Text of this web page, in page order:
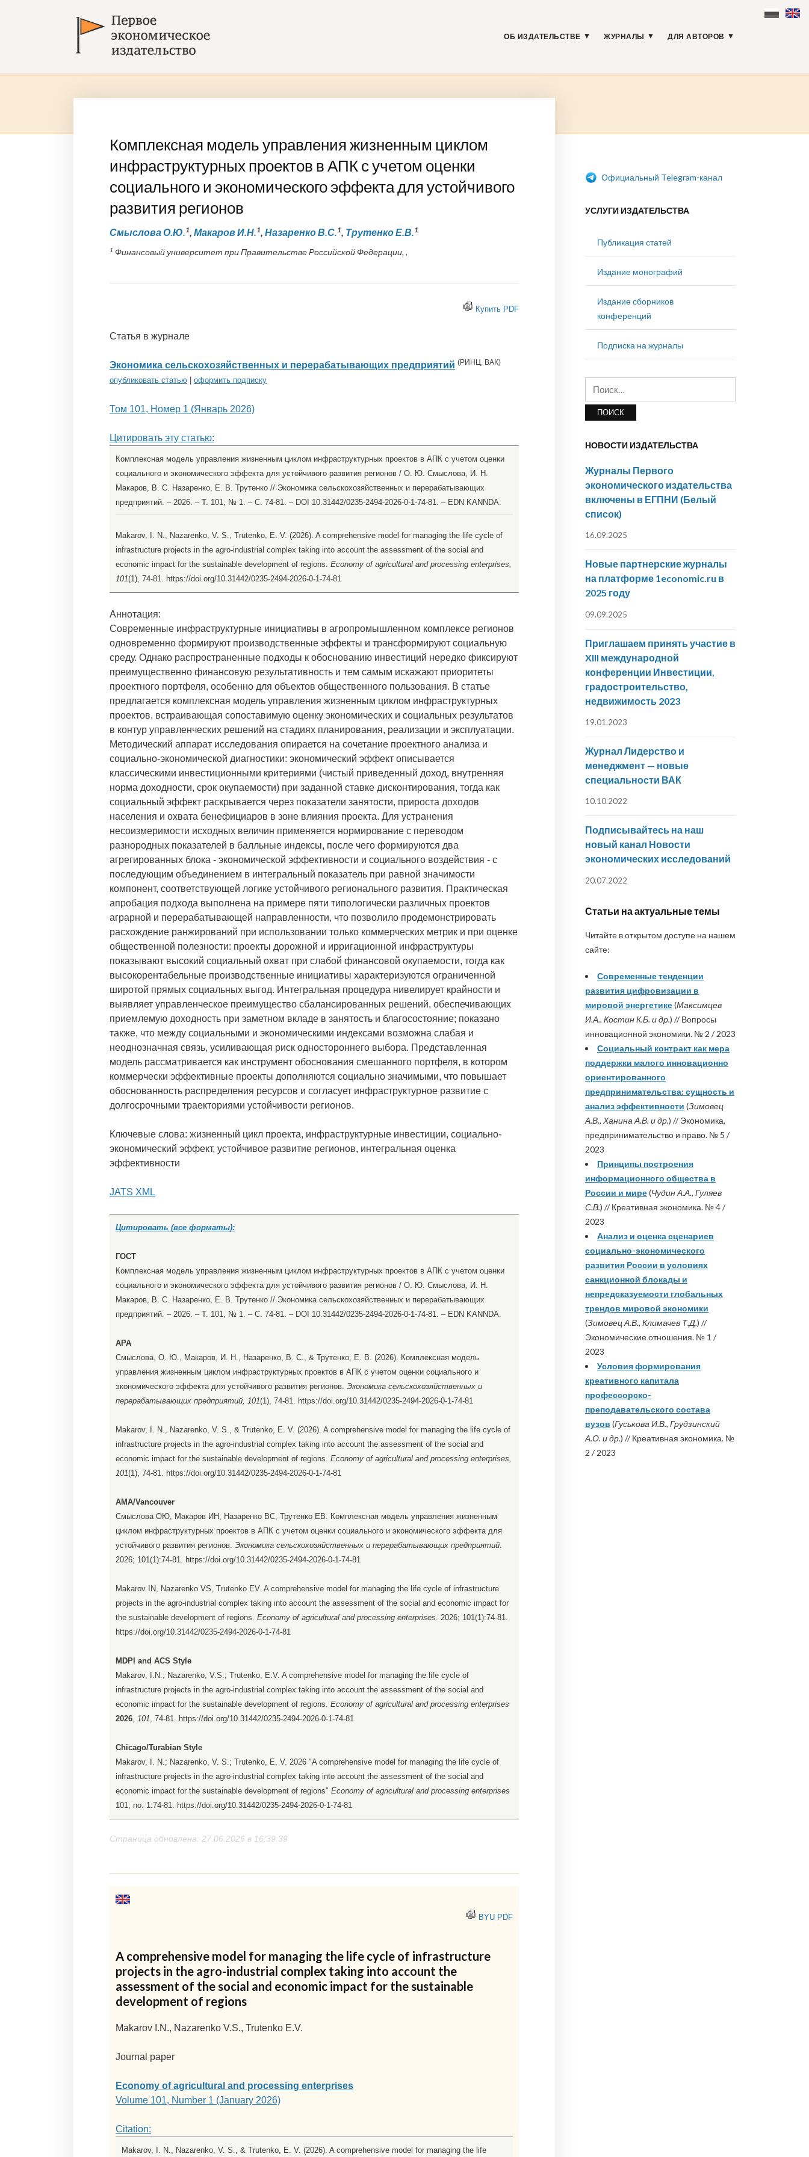
ОБ ИЗДАТЕЛЬСТВЕ ЖУРНАЛЫ ДЛЯ АВТОРОВ
Комплексная модель управления жизненным циклом
инфраструктурных проектов в АПК с учетом оценки
социального и экономического эффекта для устойчивого
развития регионов
Смыслова О.Ю.1, Макаров И.Н.1, Назаренко В.С.1, Трутенко Е.В.1
1 Финансовый университет при Правительстве Российской Федерации, ,
Купить PDF
Статья в журнале
Экономика сельскохозяйственных и перерабатывающих предприятий (РИНЦ, ВАК)
опубликовать статью оформить подписку
Том 101, Номер 1 (Январь 2026)
Цитировать эту статью:
Комплексная модель управления жизненным циклом инфраструктурных проектов в АПК с учетом оценки
социального и экономического эффекта для устойчивого развития регионов / О. Ю. Смыслова, И. Н.
Макаров, В. С. Назаренко, Е. В. Трутенко // Экономика сельскохозяйственных и перерабатывающих
предприятий. – 2026. – Т. 101, № 1. – С. 74-81. – DOI 10.31442/0235-2494-2026-0-1-74-81. – EDN KANNDA.
Makarov, I. N., Nazarenko, V. S., Trutenko, E. V. (2026). A comprehensive model for managing the life cycle of
infrastructure projects in the agro-industrial complex taking into account the assessment of the social and
economic impact for the sustainable development of regions. Economy of agricultural and processing enterprises,
101(1), 74-81. https://doi.org/10.31442/0235-2494-2026-0-1-74-81
Аннотация:
Современные инфраструктурные инициативы в агропромышленном комплексе регионов
одновременно формируют производственные эффекты и трансформируют социальную
среду. Однако распространенные подходы к обоснованию инвестиций нередко фиксируют
преимущественно финансовую результативность и тем самым искажают приоритеты
проектного портфеля, особенно для объектов общественного пользования. В статье
предлагается комплексная модель управления жизненным циклом инфраструктурных
проектов, встраивающая сопоставимую оценку экономических и социальных результатов
в контур управленческих решений на стадиях планирования, реализации и эксплуатации.
Методический аппарат исследования опирается на сочетание проектного анализа и
социально-экономической диагностики: экономический эффект описывается
классическими инвестиционными критериями (чистый приведенный доход, внутренняя
норма доходности, срок окупаемости) при заданной ставке дисконтирования, тогда как
социальный эффект раскрывается через показатели занятости, прироста доходов
населения и охвата бенефициаров в зоне влияния проекта. Для устранения
несоизмеримости исходных величин применяется нормирование с переводом
разнородных показателей в балльные индексы, после чего формируются два
агрегированных блока - экономической эффективности и социального воздействия - с
последующим объединением в интегральный показатель при равной значимости
компонент, соответствующей логике устойчивого регионального развития. Практическая
апробация подхода выполнена на примере пяти типологически различных проектов
аграрной и перерабатывающей направленности, что позволило продемонстрировать
расхождение ранжирований при использовании только коммерческих метрик и при оценке
общественной полезности: проекты дорожной и ирригационной инфраструктуры
показывают высокий социальный охват при слабой финансовой окупаемости, тогда как
высокорентабельные производственные инициативы характеризуются ограниченной
широтой прямых социальных выгод. Интегральная процедура нивелирует крайности и
выявляет управленческое преимущество сбалансированных решений, обеспечивающих
приемлемую доходность при заметном вкладе в занятость и благосостояние; показано
также, что между социальными и экономическими индексами возможна слабая и
неоднозначная связь, усиливающая риск одностороннего выбора. Представленная
модель рассматривается как инструмент обоснования смешанного портфеля, в котором
коммерчески эффективные проекты дополняются социально значимыми, что повышает
обоснованность распределения ресурсов и согласует инфраструктурное развитие с
долгосрочными траекториями устойчивости регионов.
Ключевые слова: жизненный цикл проекта, инфраструктурные инвестиции, социально-
экономический эффект, устойчивое развитие регионов, интегральная оценка
эффективности
JATS XML
Цитировать (все форматы):
ГОСТ
Комплексная модель управления жизненным циклом инфраструктурных проектов в АПК с учетом оценки
социального и экономического эффекта для устойчивого развития регионов / О. Ю. Смыслова, И. Н.
Макаров, В. С. Назаренко, Е. В. Трутенко // Экономика сельскохозяйственных и перерабатывающих
предприятий. – 2026. – Т. 101, № 1. – С. 74-81. – DOI 10.31442/0235-2494-2026-0-1-74-81. – EDN KANNDA.
APA
Смыслова, О. Ю., Макаров, И. Н., Назаренко, В. С., & Трутенко, Е. В. (2026). Комплексная модель
управления жизненным циклом инфраструктурных проектов в АПК с учетом оценки социального и
экономического эффекта для устойчивого развития регионов. Экономика сельскохозяйственных и
перерабатывающих предприятий, 101(1), 74-81. https://doi.org/10.31442/0235-2494-2026-0-1-74-81
Makarov, I. N., Nazarenko, V. S., & Trutenko, E. V. (2026). A comprehensive model for managing the life cycle of
infrastructure projects in the agro-industrial complex taking into account the assessment of the social and
economic impact for the sustainable development of regions. Economy of agricultural and processing enterprises,
101(1), 74-81. https://doi.org/10.31442/0235-2494-2026-0-1-74-81
AMA/Vancouver
Смыслова ОЮ, Макаров ИН, Назаренко ВС, Трутенко ЕВ. Комплексная модель управления жизненным
циклом инфраструктурных проектов в АПК с учетом оценки социального и экономического эффекта для
устойчивого развития регионов. Экономика сельскохозяйственных и перерабатывающих предприятий.
2026; 101(1):74-81. https://doi.org/10.31442/0235-2494-2026-0-1-74-81
Makarov IN, Nazarenko VS, Trutenko EV. A comprehensive model for managing the life cycle of infrastructure
projects in the agro-industrial complex taking into account the assessment of the social and economic impact for
the sustainable development of regions. Economy of agricultural and processing enterprises. 2026; 101(1):74-81.
https://doi.org/10.31442/0235-2494-2026-0-1-74-81
MDPI and ACS Style
Makarov, I.N.; Nazarenko, V.S.; Trutenko, E.V. A comprehensive model for managing the life cycle of
infrastructure projects in the agro-industrial complex taking into account the assessment of the social and
economic impact for the sustainable development of regions. Economy of agricultural and processing enterprises
2026, 101, 74-81. https://doi.org/10.31442/0235-2494-2026-0-1-74-81
Chicago/Turabian Style
Makarov, I. N.; Nazarenko, V. S.; Trutenko, E. V. 2026 "A comprehensive model for managing the life cycle of
infrastructure projects in the agro-industrial complex taking into account the assessment of the social and
economic impact for the sustainable development of regions" Economy of agricultural and processing enterprises
101, no. 1:74-81. https://doi.org/10.31442/0235-2494-2026-0-1-74-81
Страница обновлена: 27.06.2026 в 16:39:39
BYU PDF
A comprehensive model for managing the life cycle of infrastructure
projects in the agro-industrial complex taking into account the
assessment of the social and economic impact for the sustainable
development of regions
Makarov I.N., Nazarenko V.S., Trutenko E.V.
Journal paper
Economy of agricultural and processing enterprises
Volume 101, Number 1 (January 2026)
Citation:
Makarov, I. N., Nazarenko, V. S., & Trutenko, E. V. (2026). A comprehensive model for managing the life
Официальный Telegram-канал
УСЛУГИ ИЗДАТЕЛЬСТВА
Публикация статей
Издание монографий
Издание сборников
конференций
Подписка на журналы
НОВОСТИ ИЗДАТЕЛЬСТВА
Журналы Первого
экономического издательства
включены в ЕГПНИ (Белый
список)
16.09.2025
Новые партнерские журналы
на платформе 1economic.ru в
2025 году
09.09.2025
Приглашаем принять участие в
XIII международной
конференции Инвестиции,
градостроительство,
недвижимость 2023
19.01.2023
Журнал Лидерство и
менеджмент — новые
специальности ВАК
10.10.2022
Подписывайтесь на наш
новый канал Новости
экономических исследований
20.07.2022
Статьи на актуальные темы
Читайте в открытом доступе на нашем
сайте:
Современные тенденции
развития цифровизации в
мировой энергетике(Максимцев
И.А., Костин К.Б. и др.) // Вопросы
инновационной экономики. № 2 / 2023
Социальный контракт как мера
поддержки малого инновационно
ориентированного
предпринимательства: сущность и
анализ эффективности (Зимовец
А.В., Ханина А.В. и др.) // Экономика,
предпринимательство и право. № 5 /
2023
Принципы построения
информационного общества в
России и мире(Чудин А.А., Гуляев
С.В.) // Креативная экономика. № 4 /
2023
Анализ и оценка сценариев
социально-экономического
развития России в условиях
санкционной блокады и
непредсказуемости глобальных
трендов мировой экономики
(Зимовец А.В., Климачев Т.Д.) //
Экономические отношения. № 1 /
2023
Условия формирования
креативного капитала
профессорско-
преподавательского состава
вузов (Гуськова И.В., Грудзинский
А.О. и др.) // Креативная экономика. №
2 / 2023